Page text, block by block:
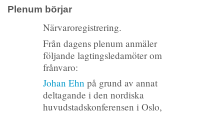
Plenum börjar
Närvaroregistrering.
Från dagens plenum anmäler
följande lagtingsledamöter om
frånvaro:
Johan Ehnpå grund av annat
deltagande i den nordiska
huvudstadskonferensen i Oslo,